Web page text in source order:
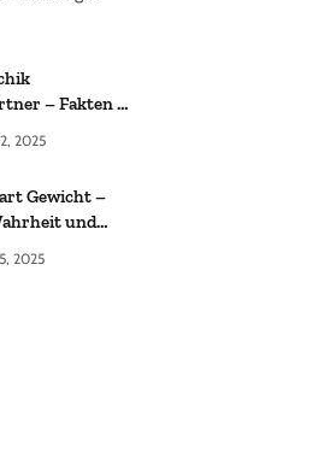
– Fakten &
2025
Gewicht –
und
2025